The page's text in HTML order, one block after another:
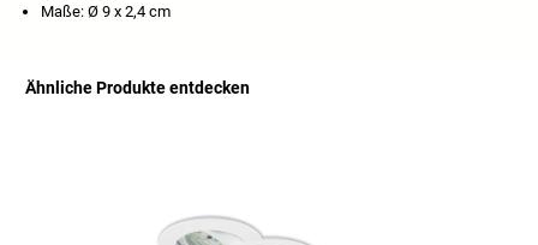
Maße: Ø 9 x 2,4 cm
Ähnliche Produkte entdecken